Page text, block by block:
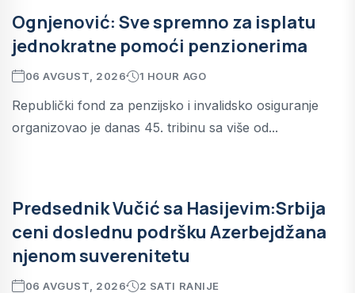
Ognjenović: Sve spremno za isplatu
jednokratne pomoći penzionerima
06 AVGUST, 2026 1 HOUR AGO
Republički fond za penzijsko i invalidsko osiguranje
organizovao je danas 45. tribinu sa više od...
Predsednik Vučić sa Hasijevim:Srbija
ceni doslednu podršku Azerbejdžana
njenom suverenitetu
06 AVGUST, 2026 2 SATI RANIJE